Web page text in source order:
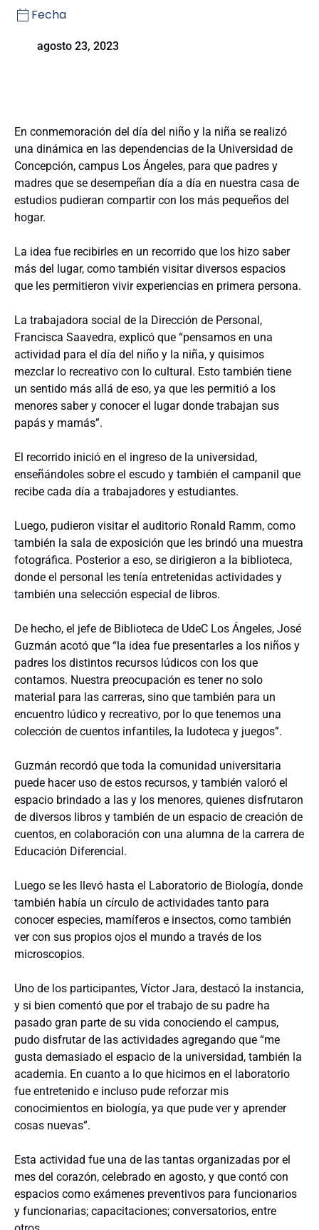
Fecha
agosto 23, 2023
En conmemoración del día del niño y la niña se realizó
una dinámica en las dependencias de la Universidad de
Concepción, campus Los Ángeles, para que padres y
madres que se desempeñan día a día en nuestra casa de
estudios pudieran compartir con los más pequeños del
hogar.
La idea fue recibirles en un recorrido que los hizo saber
más del lugar, como también visitar diversos espacios
que les permitieron vivir experiencias en primera persona.
La trabajadora social de la Dirección de Personal,
Francisca Saavedra, explicó que “pensamos en una
actividad para el día del niño y la niña, y quisimos
mezclar lo recreativo con lo cultural. Esto también tiene
un sentido más allá de eso, ya que les permitió a los
menores saber y conocer el lugar donde trabajan sus
papás y mamás”.
El recorrido inició en el ingreso de la universidad,
enseñándoles sobre el escudo y también el campanil que
recibe cada día a trabajadores y estudiantes.
Luego, pudieron visitar el auditorio Ronald Ramm, como
también la sala de exposición que les brindó una muestra
fotográfica. Posterior a eso, se dirigieron a la biblioteca,
donde el personal les tenía entretenidas actividades y
también una selección especial de libros.
De hecho, el jefe de Biblioteca de UdeC Los Ángeles, José
Guzmán acotó que “la idea fue presentarles a los niños y
padres los distintos recursos lúdicos con los que
contamos. Nuestra preocupación es tener no solo
material para las carreras, sino que también para un
encuentro lúdico y recreativo, por lo que tenemos una
colección de cuentos infantiles, la ludoteca y juegos”.
Guzmán recordó que toda la comunidad universitaria
puede hacer uso de estos recursos, y también valoró el
espacio brindado a las y los menores, quienes disfrutaron
de diversos libros y también de un espacio de creación de
cuentos, en colaboración con una alumna de la carrera de
Educación Diferencial.
Luego se les llevó hasta el Laboratorio de Biología, donde
también había un círculo de actividades tanto para
conocer especies, mamíferos e insectos, como también
ver con sus propios ojos el mundo a través de los
microscopios.
Uno de los participantes, Víctor Jara, destacó la instancia,
y si bien comentó que por el trabajo de su padre ha
pasado gran parte de su vida conociendo el campus,
pudo disfrutar de las actividades agregando que “me
gusta demasiado el espacio de la universidad, también la
academia. En cuanto a lo que hicimos en el laboratorio
fue entretenido e incluso pude reforzar mis
conocimientos en biología, ya que pude ver y aprender
cosas nuevas”.
Esta actividad fue una de las tantas organizadas por el
mes del corazón, celebrado en agosto, y que contó con
espacios como exámenes preventivos para funcionarios
y funcionarias; capacitaciones; conversatorios, entre